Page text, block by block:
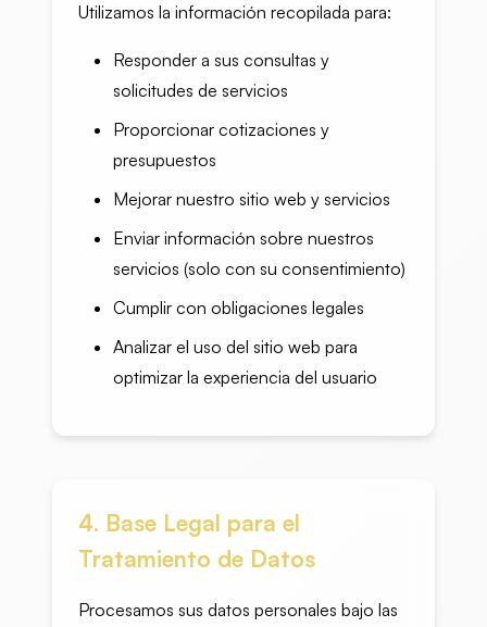
Utilizamos la información recopilada para:
Responder a sus consultas y
solicitudes de servicios
Proporcionar cotizaciones y
presupuestos
Mejorar nuestro sitio web y servicios
Enviar información sobre nuestros
servicios (solo con su consentimiento)
Cumplir con obligaciones legales
Analizar el uso del sitio web para
optimizar la experiencia del usuario
4. Base Legal para el
Tratamiento de Datos
Procesamos sus datos personales bajo las